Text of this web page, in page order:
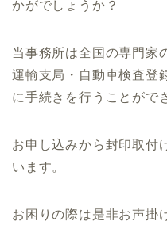
かがでしょうか？
当事務所は全国の専門家
運輸支局・自動車検査登
に手続きを行うことがで
お申し込みから封印取付
います。
お困りの際は是非お声掛